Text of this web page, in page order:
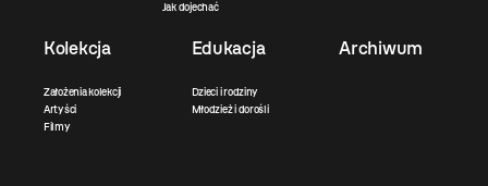
Jak dojechać
Kolekcja
Założenia kolekcji
Artyści
Filmy
Edukacja
Dzieci i rodziny
Młodzież i dorośli
Archiwum